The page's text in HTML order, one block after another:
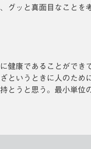
グッと真面目なことを
健康であることができ
というときに人のため
とうと思う。最小単位